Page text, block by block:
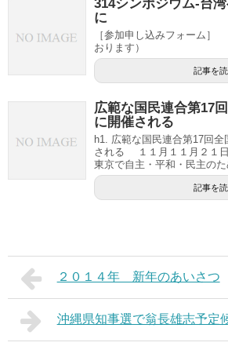
314シンポジウム-台
に
［参加申し込みフォーム］
おります）
記事を
広範な国民連合第17
に開催される
h1. 広範な国民連合第17回
される １１月１１月２１日
東京で自主・平和・民主の
記事を
２０１４年 新年のあいさつ
沖縄県知事選で翁長雄志予定